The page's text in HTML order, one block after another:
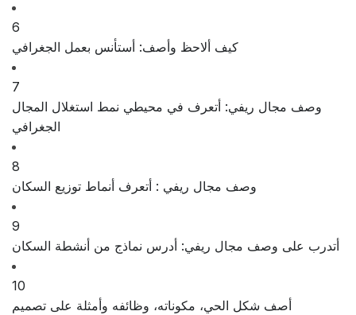
6
كيف ألاحظ وأصف: أستأنس بعمل الجغرافي
7
وصف مجال ريفي: أتعرف في محيطي نمط استغلال المجال
الجغرافي
8
وصف مجال ريفي : أتعرف أنماط توزيع السكان
9
أتدرب على وصف مجال ريفي: أدرس نماذج من أنشطة السكان
10
أصف شكل الحي، مكوناته، وظائفه وأمثلة على تصميم